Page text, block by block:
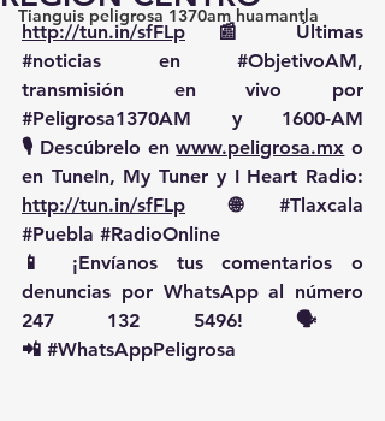
Tianguis peligrosa 1370am huamantla
http://tun.in/sfFLp
#noticias en #ObjetivoAM,
#Peligrosa1370AM y 1600-AM
🎙️ Descúbrelo en www.peligrosa.mx o
http://tun.in/sfFLp 🌐 #Tlaxcala
#Puebla #RadioOnline
📱 ¡Envíanos tus comentarios o
denuncias por WhatsApp al número
247 132 5496! 🗣️
📲 #WhatsAppPeligrosa